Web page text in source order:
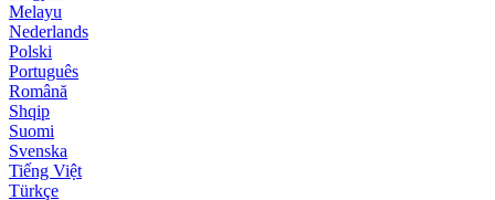
Melayu
Nederlands
Polski
Português
Română
Shqip
Suomi
Svenska
Tiếng Việt
Türkçe